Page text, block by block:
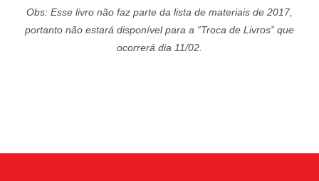
Obs: Esse livro não faz parte da lista de materiais de 2017,
portanto não estará disponível para a “Troca de Livros” que
ocorrerá dia 11/02.